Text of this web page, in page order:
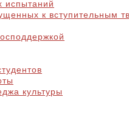
испытаний
к вступительным
культуры